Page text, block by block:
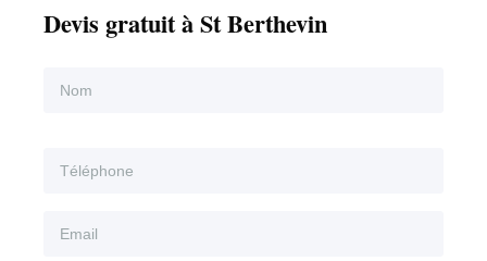
Devis gratuit à St Berthevin